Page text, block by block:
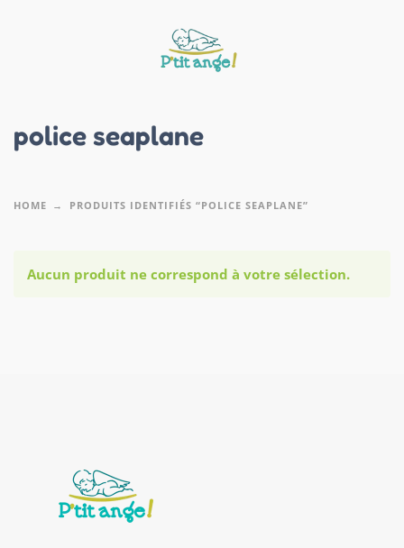
police seaplane
HOME PRODUITS IDENTIFIÉS “POLICE SEAPLANE”
Aucun produit ne correspond à votre sélection.